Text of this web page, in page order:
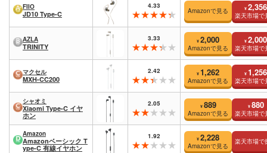
FIIO
JD10 Type-C
4.33
Amazonで見る ¥ 2,356
楽天市場で
AZLA
TRINITY
3.33 ¥ 2,000
Amazonで見る
¥ 2,000
楽天市場で
マクセル
MXH-CC200
2.42 ¥ 1,262
Amazonで見る
¥ 1,256
楽天市場で
シャオミ
Xiaomi Type-C イヤ
ホン
2.05 ¥ 889
Amazonで見る
¥ 880
楽天市場で
Amazon
Amazonベーシック T
ype-C 有線イヤホン
1.92 ¥ 2,228
Amazonで見る
楽天市場で